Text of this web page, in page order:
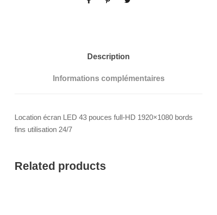
Description
Informations complémentaires
Location écran LED 43 pouces full-HD 1920×1080 bords
fins utilisation 24/7
Related products